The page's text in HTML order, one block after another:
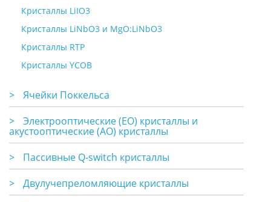
Кристаллы LiIO3
Кристаллы LiNbO3 и MgO:LiNbO3
Кристаллы RTP
Кристаллы YCOB
>
Ячейки Поккельса
>
Электрооптические (EO) кристаллы и
акустооптические (АО) кристаллы
>
Пассивные Q-switch кристаллы
>
Двулучепреломляющие кристаллы